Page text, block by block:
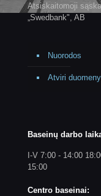
Atsiskaitomoji
„Swedbank", AB
Nuorodos
Atviri
Baseinų darbo
I-V 7:00 - 14:00
15:00
Centro baseinai: